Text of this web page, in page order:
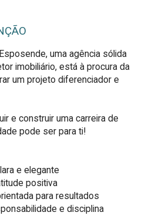
uma agência sólida
imobiliário, está à procura da
um projeto diferenciador e
e construir uma carreira de
pode ser para ti!
e elegante
positiva
para resultados
e disciplina